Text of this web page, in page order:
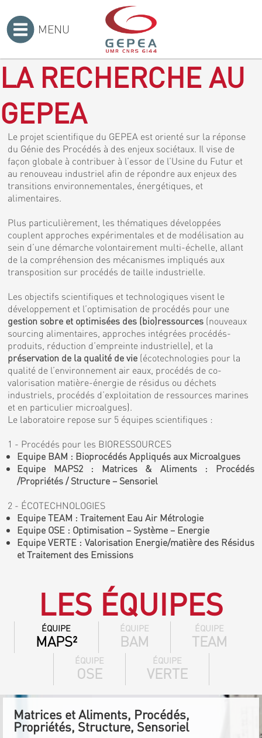
MENU
LA RECHERCHE AU
GEPEA
Le projet scientifique du GEPEA est orienté sur la réponse
du Génie des Procédés à des enjeux sociétaux. Il vise de
façon globale à contribuer à l’essor de l’Usine du Futur et
au renouveau industriel afin de répondre aux enjeux des
transitions environnementales, énergétiques, et
alimentaires.
Plus particulièrement, les thématiques développées
couplent approches expérimentales et de modélisation au
sein d’une démarche volontairement multi-échelle, allant
de la compréhension des mécanismes impliqués aux
transposition sur procédés de taille industrielle.
Les objectifs scientifiques et technologiques visent le
développement et l’optimisation de procédés pour une
gestion sobre et optimisées des (bio)ressources (nouveaux
sourcing alimentaires, approches intégrées procédés-
produits, réduction d’empreinte industrielle), et la
préservation de la qualité de vie (écotechnologies pour la
qualité de l’environnement air eaux, procédés de co-
valorisation matière-énergie de résidus ou déchets
industriels, procédés d’exploitation de ressources marines
et en particulier microalgues).
Le laboratoire repose sur 5 équipes scientifiques :
1 - Procédés pour les BIORESSOURCES
Equipe BAM : Bioprocédés Appliqués aux Microalgues
Equipe MAPS2 : Matrices & Aliments : Procédés
/Propriétés / Structure – Sensoriel
2 - ÉCOTECHNOLOGIES
Equipe TEAM : Traitement Eau Air Métrologie
Equipe OSE : Optimisation – Système – Energie
Equipe VERTE : Valorisation Energie/matière des Résidus
et Traitement des Emissions
LES ÉQUIPES
ÉQUIPE
MAPS²
ÉQUIPE
BAM
ÉQUIPE
TEAM
ÉQUIPE
OSE
ÉQUIPE
VERTE
Matrices et Aliments, Procédés,
Propriétés, Structure, Sensoriel